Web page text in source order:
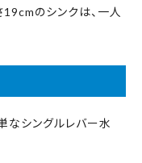
のシンクは、一人
なシングルレバー水